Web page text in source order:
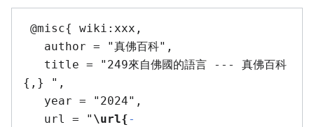
{,} ",
   url = "
\url{-